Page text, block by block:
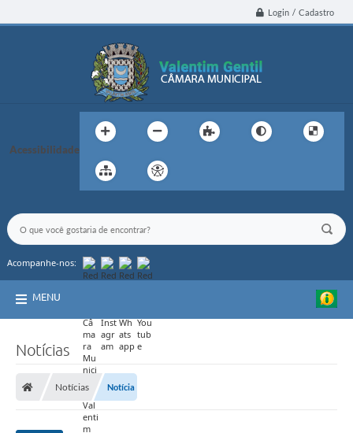
Login / Cadastro
Acessibilidade
Acompanhe-nos:
MENU
Notícias
Notícias Notícia